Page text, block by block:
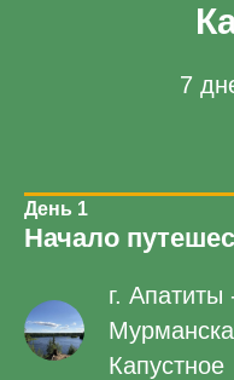
7
День 1
Начало
г. Апатиты
Капустное